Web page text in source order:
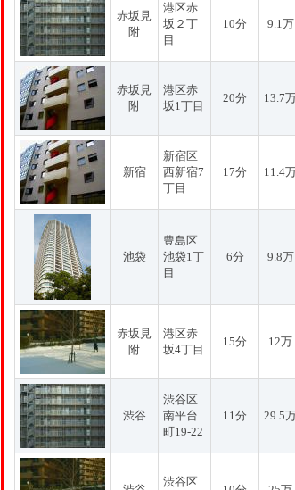
赤坂見
附
港区赤
坂２丁
目
10分 9.1万
赤坂見
附
港区赤
坂1丁目
20分 13.7
新宿
新宿区
西新宿7
丁目
17分 11.4
池袋
豊島区
池袋1丁
目
6分 9.8万
赤坂見
附
港区赤
坂4丁目
15分 12万
渋谷
渋谷区
南平台
町19-22
11分 29.5
渋谷区